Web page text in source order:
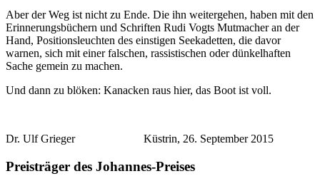
Aber der Weg ist nicht zu Ende. Die ihn weitergehen, haben mit den
Erinnerungsbüchern und Schriften Rudi Vogts Mutmacher an der
Hand, Positionsleuchten des einstigen Seekadetten, die davor
warnen, sich mit einer falschen, rassistischen oder dünkelhaften
Sache gemein zu machen.
Und dann zu blöken: Kanacken raus hier, das Boot ist voll.
Dr. Ulf Grieger Küstrin, 26. September 2015
Preisträger des Johannes-Preises